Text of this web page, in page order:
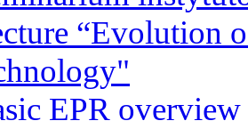
“Evolution
EPR overview